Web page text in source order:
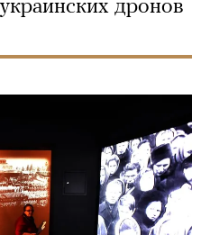
украинских дронов